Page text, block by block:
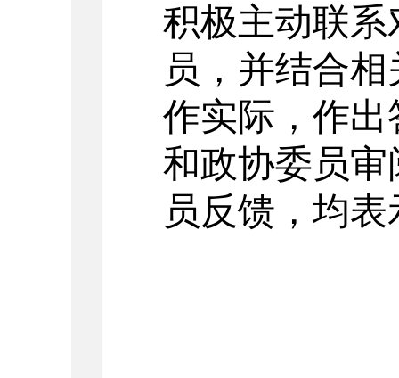
积极主动联
员，并结合
作实际，作
和政协委员
员反馈，均